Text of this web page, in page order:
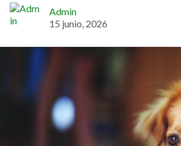
Admin
15 junio, 2026